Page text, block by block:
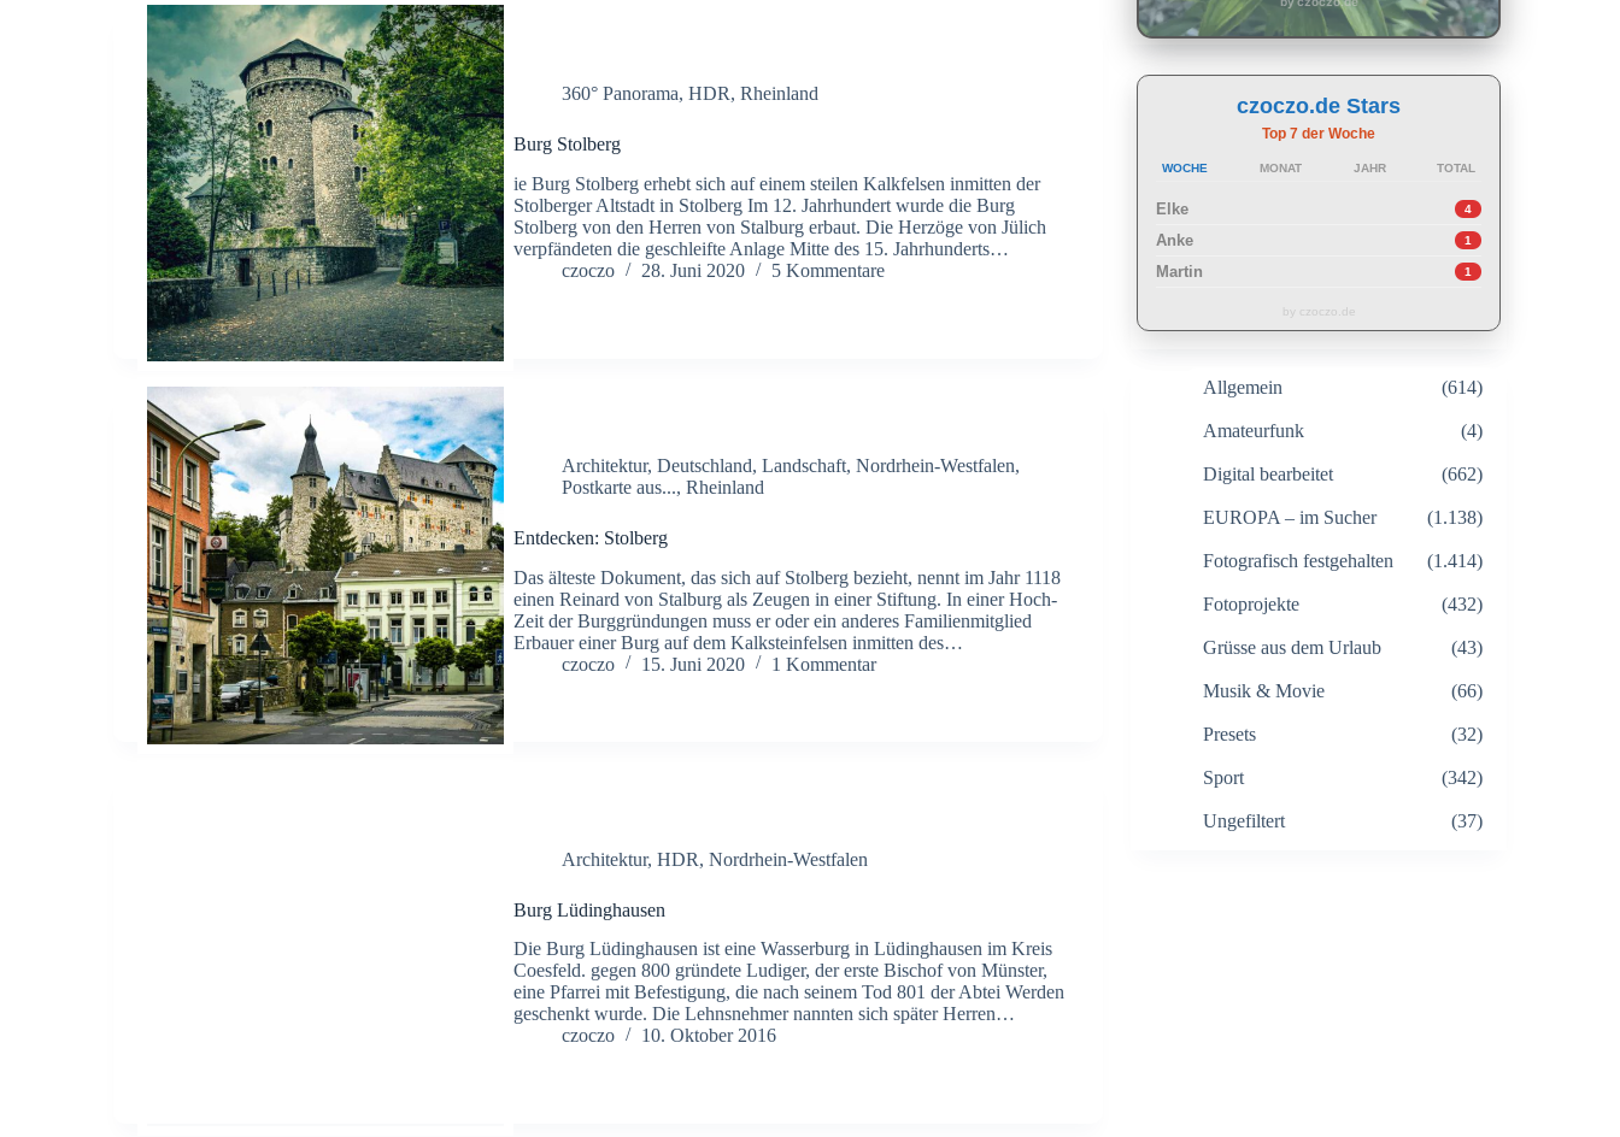
360° Panorama,HDR,Rheinland
Burg Stolberg
ie Burg Stolberg erhebt sich auf einem steilen Kalkfelsen inmitten der
Stolberger Altstadt in Stolberg Im 12. Jahrhundert wurde die Burg
Stolberg von den Herren von Stalburg erbaut. Die Herzöge von Jülich
verpfändeten die geschleifte Anlage Mitte des 15. Jahrhunderts…
czoczo
28. Juni 2020 5 Kommentare
Architektur,Deutschland,Landschaft,Nordrhein-Westfalen,
Postkarte aus...,Rheinland
Entdecken: Stolberg
Das älteste Dokument, das sich auf Stolberg bezieht, nennt im Jahr 1118
einen Reinard von Stalburg als Zeugen in einer Stiftung. In einer Hoch-
Zeit der Burggründungen muss er oder ein anderes Familienmitglied
Erbauer einer Burg auf dem Kalksteinfelsen inmitten des…
czoczo
15. Juni 2020 1 Kommentar
Architektur,HDR,Nordrhein-Westfalen
Burg Lüdinghausen
Die Burg Lüdinghausen ist eine Wasserburg in Lüdinghausen im Kreis
Coesfeld. gegen 800 gründete Ludiger, der erste Bischof von Münster,
eine Pfarrei mit Befestigung, die nach seinem Tod 801 der Abtei Werden
geschenkt wurde. Die Lehnsnehmer nannten sich später Herren…
czoczo
10. Oktober 2016
czoczo.de Stars
Top 7 der Woche
WOCHE MONAT JAHR TOTAL
Elke 4
Anke 1
Martin 1
by czoczo.de
Allgemein (614)
Amateurfunk (4)
Digital bearbeitet (662)
EUROPA – im Sucher (1.138)
Fotografisch festgehalten (1.414)
Fotoprojekte (432)
Grüsse aus dem Urlaub (43)
Musik & Movie (66)
Presets (32)
Sport (342)
Ungefiltert (37)